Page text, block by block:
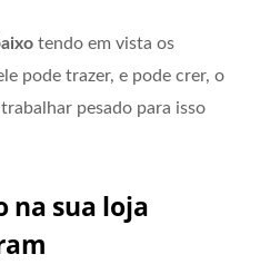
tendo em vista os
pode trazer, e pode crer, o
pesado para isso
na sua loja